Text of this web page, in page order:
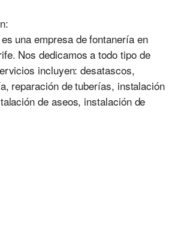
una empresa de fontanería en
Nos dedicamos a todo tipo de
incluyen: desatascos,
reparación de tuberías, instalación
de aseos, instalación de